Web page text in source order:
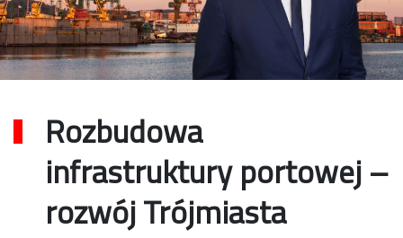
Rozbudowa
infrastruktury portowej –
rozwój Trójmiasta